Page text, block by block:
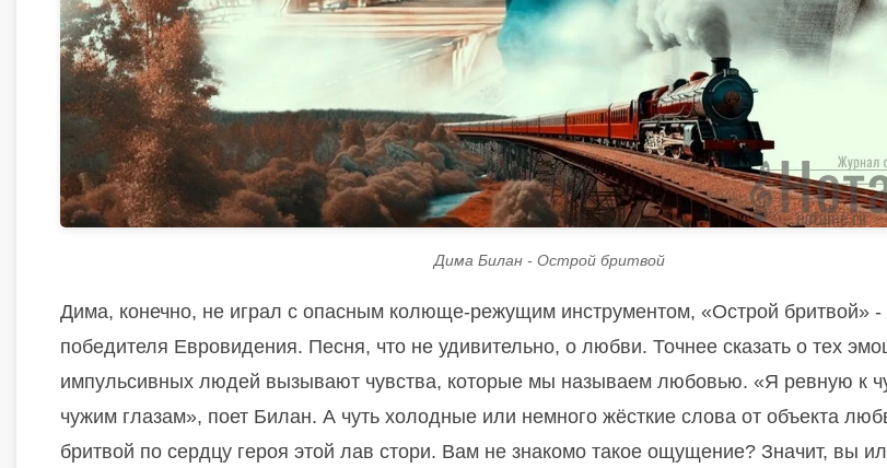
Дима Билан - Острой бритвой
Дима, конечно, не играл с опасным колюще-режущим инструментом, «Острой бритвой» -
победителя Евровидения. Песня, что не удивительно, о любви. Точнее сказать о тех
импульсивных людей вызывают чувства, которые мы называем любовью. «Я ревную к
чужим глазам», поет Билан. А чуть холодные или немного жёсткие слова от объекта
бритвой по сердцу героя этой лав стори. Вам не знакомо такое ощущение? Значит, вы